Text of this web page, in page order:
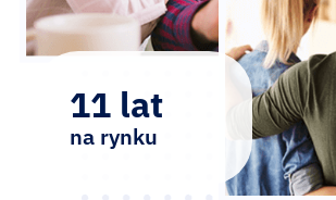
11 lat
na rynku